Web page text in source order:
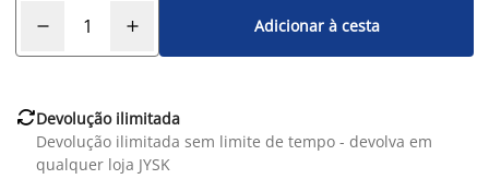
Adicionar à cesta
Devolução ilimitada
Devolução ilimitada sem limite de tempo - devolva em
qualquer loja JYSK